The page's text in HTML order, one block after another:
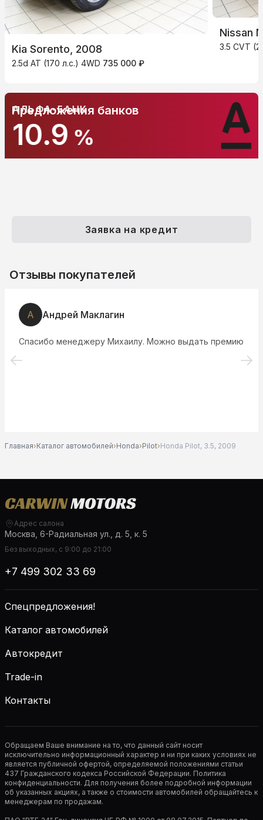
Kia Sorento, 2008
2.5d AT (170 л.с.) 4WD 735 000 ₽
Nissan
3.5 CVT
АЛЬФА-БАНК
10.9 %
Предложения банков
Заявка на кредит
Отзывы покупателей
А Андрей Маклагин
Спасибо менеджеру Михаилу. Можно выдать премию
Главная›Каталог автомобилей›Honda›Pilot›Honda Pilot, 3.5, 2009
Адрес салона
Москва, 6-Радиальная ул., д. 5, к. 5
Без выходных, с 9:00 до 21:00
+7 499 302 33 69
Спецпредложения!
Каталог автомобилей
Автокредит
Trade-in
Контакты
Обращаем Ваше внимание на то, что данный сайт носит
исключительно информационный характер и ни при каких условиях не
является публичной офертой, определяемой положениями статьи
437 Гражданского кодекса Российской Федерации. Политика
конфиденциальности. Для получения более подробной информации
об указанных акциях, а также о стоимости автомобилей обращайтесь к
менеджерам по продажам.